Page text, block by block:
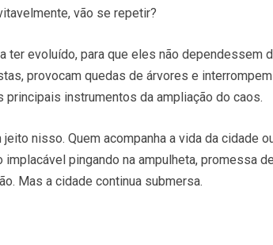
vão se repetir?
ter evoluído, para que eles não dependessem
provocam quedas de árvores e
instrumentos da ampliação do caos.
nisso. Quem acompanha a vida da cidade
pingando na ampulheta, promessa
Mas a cidade continua submersa.